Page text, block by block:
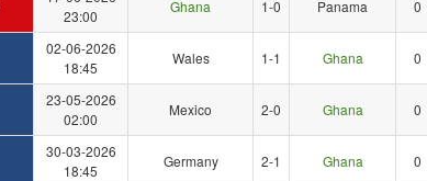
23:00
Ghana 1-0 Panama 0
02-06-2026
18:45
Wales 1-1 Ghana 0
23-05-2026
02:00
Mexico 2-0 Ghana 0
30-03-2026
18:45
Germany 2-1 Ghana 0